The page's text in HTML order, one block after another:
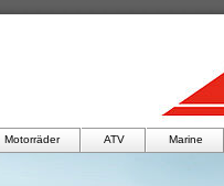
Motorräder ATV Marine